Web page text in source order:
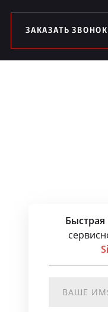
ЗАКАЗАТЬ ЗВОНОК
Быстрая